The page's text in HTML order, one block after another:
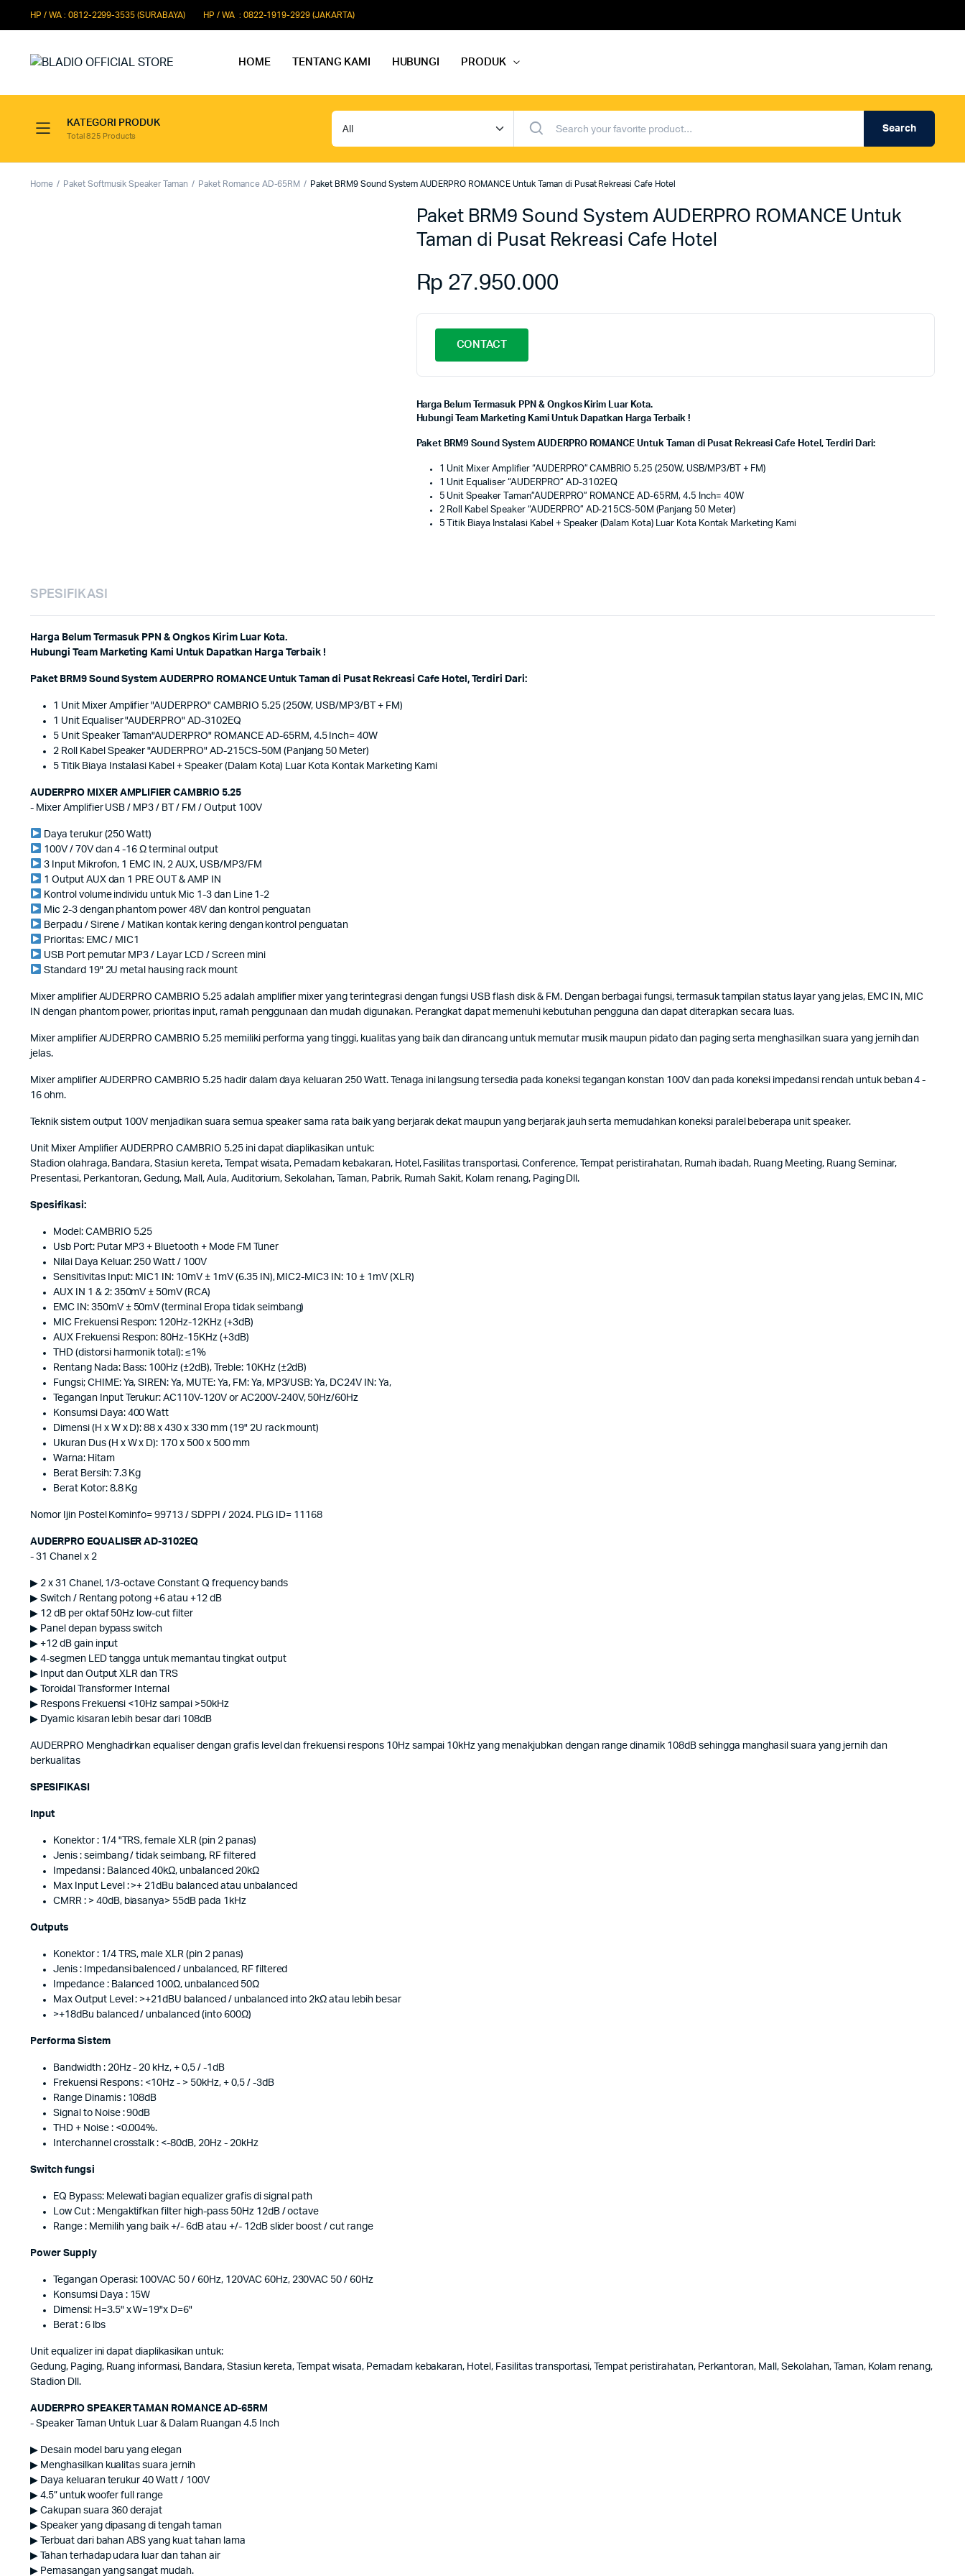
HP / WA : 0812-2299-3535 (SURABAYA) HP / WA : 0822-1919-2929 (JAKARTA)
HOME TENTANG KAMI HUBUNGI PRODUK
KATEGORI PRODUK
Total 825 Products
Search
Home Paket Softmusik Speaker Taman Paket Romance AD-65RM Paket BRM9 Sound System AUDERPRO ROMANCE Untuk Taman di Pusat Rekreasi Cafe Hotel
Paket BRM9 Sound System AUDERPRO ROMANCE Untuk
Taman di Pusat Rekreasi Cafe Hotel
Rp 27.950.000
CONTACT
Harga Belum Termasuk PPN & Ongkos Kirim Luar Kota.
Hubungi Team Marketing Kami Untuk Dapatkan Harga Terbaik !
Paket BRM9 Sound System AUDERPRO ROMANCE Untuk Taman di Pusat Rekreasi Cafe Hotel, Terdiri Dari:
1 Unit Mixer Amplifier “AUDERPRO” CAMBRIO 5.25 (250W, USB/MP3/BT + FM)
1 Unit Equaliser “AUDERPRO” AD-3102EQ
5 Unit Speaker Taman”AUDERPRO” ROMANCE AD-65RM, 4.5 Inch= 40W
2 Roll Kabel Speaker “AUDERPRO” AD-215CS-50M (Panjang 50 Meter)
5 Titik Biaya Instalasi Kabel + Speaker (Dalam Kota) Luar Kota Kontak Marketing Kami
SPESIFIKASI
Harga Belum Termasuk PPN & Ongkos Kirim Luar Kota.
Hubungi Team Marketing Kami Untuk Dapatkan Harga Terbaik !
Paket BRM9 Sound System AUDERPRO ROMANCE Untuk Taman di Pusat Rekreasi Cafe Hotel, Terdiri Dari:
1 Unit Mixer Amplifier "AUDERPRO" CAMBRIO 5.25 (250W, USB/MP3/BT + FM)
1 Unit Equaliser "AUDERPRO" AD-3102EQ
5 Unit Speaker Taman"AUDERPRO" ROMANCE AD-65RM, 4.5 Inch= 40W
2 Roll Kabel Speaker "AUDERPRO" AD-215CS-50M (Panjang 50 Meter)
5 Titik Biaya Instalasi Kabel + Speaker (Dalam Kota) Luar Kota Kontak Marketing Kami
AUDERPRO MIXER AMPLIFIER CAMBRIO 5.25
- Mixer Amplifier USB / MP3 / BT / FM / Output 100V
Daya terukur (250 Watt)
100V / 70V dan 4 -16 Ω terminal output
3 Input Mikrofon, 1 EMC IN, 2 AUX, USB/MP3/FM
1 Output AUX dan 1 PRE OUT & AMP IN
Kontrol volume individu untuk Mic 1-3 dan Line 1-2
Mic 2-3 dengan phantom power 48V dan kontrol penguatan
Berpadu / Sirene / Matikan kontak kering dengan kontrol penguatan
Prioritas: EMC / MIC1
USB Port pemutar MP3 / Layar LCD / Screen mini
Standard 19" 2U metal hausing rack mount
Mixer amplifier AUDERPRO CAMBRIO 5.25 adalah amplifier mixer yang terintegrasi dengan fungsi USB flash disk & FM. Dengan berbagai fungsi, termasuk tampilan status layar yang jelas, EMC IN, MIC
IN dengan phantom power, prioritas input, ramah penggunaan dan mudah digunakan. Perangkat dapat memenuhi kebutuhan pengguna dan dapat diterapkan secara luas.
Mixer amplifier AUDERPRO CAMBRIO 5.25 memiliki performa yang tinggi, kualitas yang baik dan dirancang untuk memutar musik maupun pidato dan paging serta menghasilkan suara yang jernih dan
jelas.
Mixer amplifier AUDERPRO CAMBRIO 5.25 hadir dalam daya keluaran 250 Watt. Tenaga ini langsung tersedia pada koneksi tegangan konstan 100V dan pada koneksi impedansi rendah untuk beban 4 -
16 ohm.
Teknik sistem output 100V menjadikan suara semua speaker sama rata baik yang berjarak dekat maupun yang berjarak jauh serta memudahkan koneksi paralel beberapa unit speaker.
Unit Mixer Amplifier AUDERPRO CAMBRIO 5.25 ini dapat diaplikasikan untuk:
Stadion olahraga, Bandara, Stasiun kereta, Tempat wisata, Pemadam kebakaran, Hotel, Fasilitas transportasi, Conference, Tempat peristirahatan, Rumah ibadah, Ruang Meeting, Ruang Seminar,
Presentasi, Perkantoran, Gedung, Mall, Aula, Auditorium, Sekolahan, Taman, Pabrik, Rumah Sakit, Kolam renang, Paging Dll.
Spesifikasi:
Model: CAMBRIO 5.25
Usb Port: Putar MP3 + Bluetooth + Mode FM Tuner
Nilai Daya Keluar: 250 Watt / 100V
Sensitivitas Input: MIC1 IN: 10mV ± 1mV (6.35 IN), MIC2-MIC3 IN: 10 ± 1mV (XLR)
AUX IN 1 & 2: 350mV ± 50mV (RCA)
EMC IN: 350mV ± 50mV (terminal Eropa tidak seimbang)
MIC Frekuensi Respon: 120Hz-12KHz (+3dB)
AUX Frekuensi Respon: 80Hz-15KHz (+3dB)
THD (distorsi harmonik total): ≤1%
Rentang Nada: Bass: 100Hz (±2dB), Treble: 10KHz (±2dB)
Fungsi; CHIME: Ya, SIREN: Ya, MUTE: Ya, FM: Ya, MP3/USB: Ya, DC24V IN: Ya,
Tegangan Input Terukur: AC110V-120V or AC200V-240V, 50Hz/60Hz
Konsumsi Daya: 400 Watt
Dimensi (H x W x D): 88 x 430 x 330 mm (19" 2U rack mount)
Ukuran Dus (H x W x D): 170 x 500 x 500 mm
Warna: Hitam
Berat Bersih: 7.3 Kg
Berat Kotor: 8.8 Kg
Nomor Ijin Postel Kominfo= 99713 / SDPPI / 2024. PLG ID= 11168
AUDERPRO EQUALISER AD-3102EQ
- 31 Chanel x 2
▶ 2 x 31 Chanel, 1/3-octave Constant Q frequency bands
▶ Switch / Rentang potong +6 atau +12 dB
▶ 12 dB per oktaf 50Hz low-cut filter
▶ Panel depan bypass switch
▶ +12 dB gain input
▶ 4-segmen LED tangga untuk memantau tingkat output
▶ Input dan Output XLR dan TRS
▶ Toroidal Transformer Internal
▶ Respons Frekuensi <10Hz sampai >50kHz
▶ Dyamic kisaran lebih besar dari 108dB
AUDERPRO Menghadirkan equaliser dengan grafis level dan frekuensi respons 10Hz sampai 10kHz yang menakjubkan dengan range dinamik 108dB sehingga manghasil suara yang jernih dan
berkualitas
SPESIFIKASI
Input
Konektor : 1/4 "TRS, female XLR (pin 2 panas)
Jenis : seimbang / tidak seimbang, RF filtered
Impedansi : Balanced 40kΩ, unbalanced 20kΩ
Max Input Level : >+ 21dBu balanced atau unbalanced
CMRR : > 40dB, biasanya> 55dB pada 1kHz
Outputs
Konektor : 1/4 TRS, male XLR (pin 2 panas)
Jenis : Impedansi balenced / unbalanced, RF filtered
Impedance : Balanced 100Ω, unbalanced 50Ω
Max Output Level : >+21dBU balanced / unbalanced into 2kΩ atau lebih besar
>+18dBu balanced / unbalanced (into 600Ω)
Performa Sistem
Bandwidth : 20Hz - 20 kHz, + 0,5 / -1dB
Frekuensi Respons : <10Hz - > 50kHz, + 0,5 / -3dB
Range Dinamis : 108dB
Signal to Noise : 90dB
THD + Noise : <0.004%.
Interchannel crosstalk : <-80dB, 20Hz - 20kHz
Switch fungsi
EQ Bypass: Melewati bagian equalizer grafis di signal path
Low Cut : Mengaktifkan filter high-pass 50Hz 12dB / octave
Range : Memilih yang baik +/- 6dB atau +/- 12dB slider boost / cut range
Power Supply
Tegangan Operasi: 100VAC 50 / 60Hz, 120VAC 60Hz, 230VAC 50 / 60Hz
Konsumsi Daya : 15W
Dimensi: H=3.5" x W=19"x D=6"
Berat : 6 lbs
Unit equalizer ini dapat diaplikasikan untuk:
Gedung, Paging, Ruang informasi, Bandara, Stasiun kereta, Tempat wisata, Pemadam kebakaran, Hotel, Fasilitas transportasi, Tempat peristirahatan, Perkantoran, Mall, Sekolahan, Taman, Kolam renang,
Stadion Dll.
AUDERPRO SPEAKER TAMAN ROMANCE AD-65RM
- Speaker Taman Untuk Luar & Dalam Ruangan 4.5 Inch
▶ Desain model baru yang elegan
▶ Menghasilkan kualitas suara jernih
▶ Daya keluaran terukur 40 Watt / 100V
▶ 4.5” untuk woofer full range
▶ Cakupan suara 360 derajat
▶ Speaker yang dipasang di tengah taman
▶ Terbuat dari bahan ABS yang kuat tahan lama
▶ Tahan terhadap udara luar dan tahan air
▶ Pemasangan yang sangat mudah.